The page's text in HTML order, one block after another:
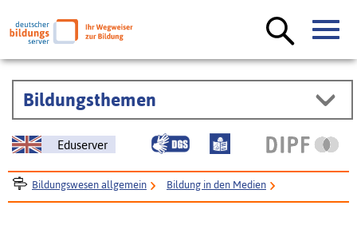
Bildungsthemen
Eduserver
Bildungswesen allgemein Bildung in den Medien